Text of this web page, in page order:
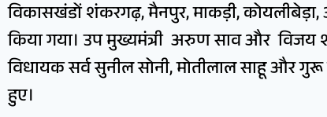
विकासखंडों शंकरगढ़, मैनपुर, माकड़ी, कोयलीबेड़ा,
किया गया। उप मुख्यमंत्री अरुण साव और विजय
विधायक सर्व सुनील सोनी, मोतीलाल साहू और
हुए।